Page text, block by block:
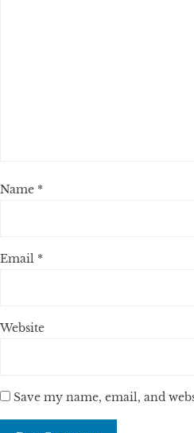
Name *
Email *
Website
Save my name, email, and